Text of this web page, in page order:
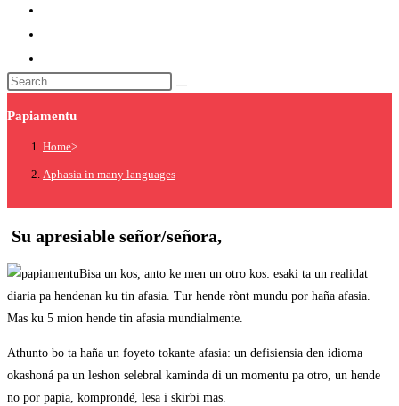
Papiamentu
Home>
Aphasia in many languages
Su apresiable señor/señora,
Bisa un kos, anto ke men un otro kos: esaki ta un realidat
diaria pa hendenan ku tin afasia. Tur hende rònt mundu por haña afasia.
Mas ku 5 mion hende tin afasia mundialmente.
Athunto bo ta haña un foyeto tokante afasia: un defisiensia den idioma
okashoná pa un leshon selebral kaminda di un momentu pa otro, un hende
no por papia, komprondé, lesa i skirbi mas.